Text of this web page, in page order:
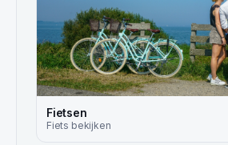
Fietsen
Fiets bekijken